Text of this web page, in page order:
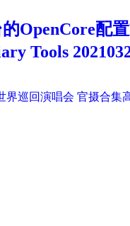
OpenCore配
Tools